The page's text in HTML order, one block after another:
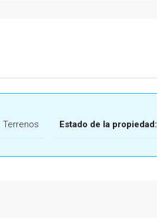
Terrenos Estado de la propiedad: